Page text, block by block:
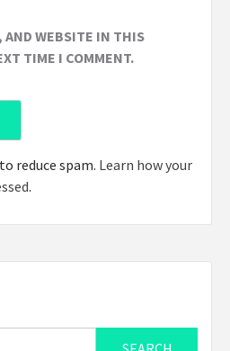
AND WEBSITE IN THIS
TIME I COMMENT.
reduce spam. Learn how your
.